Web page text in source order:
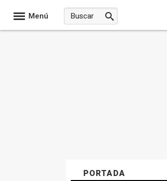
Menú
PORTADA